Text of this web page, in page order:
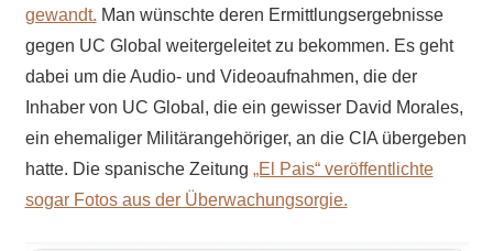
gewandt. Man wünschte deren Ermittlungsergebnisse
gegen UC Global weitergeleitet zu bekommen. Es geht
dabei um die Audio- und Videoaufnahmen, die der
Inhaber von UC Global, die ein gewisser David Morales,
ein ehemaliger Militärangehöriger, an die CIA übergeben
hatte. Die spanische Zeitung „El Pais“ veröffentlichte
sogar Fotos aus der Überwachungsorgie.